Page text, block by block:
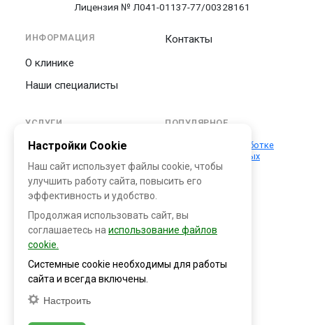
Лицензия № Л041-01137-77/00328161
ИНФОРМАЦИЯ
О клинике
Наши специалисты
Контакты
УСЛУГИ
Уходовые процедуры
для лица
Инъекционная
косметология
Аппаратная
косметология
Косметологическая
процедура HydraFacial
ПОПУЛЯРНОЕ
Положение об обработке
персональных данных
Настройки Cookie
Наш сайт использует файлы cookie, чтобы
улучшить работу сайта, повысить его
эффективность и удобство.
Продолжая использовать сайт, вы
соглашаетесь на использование файлов
cookie.
Системные cookie необходимы для работы
сайта и всегда включены.
Настроить